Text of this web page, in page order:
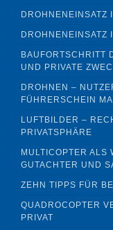
DROHNENEINSATZ
DROHNENEINSATZ
BAUFORTSCHRITT
UND PRIVATE
DROHNEN –
FÜHRERSCHEIN
LUFTBILDER –
PRIVATSPHÄRE
MULTICOPTER ALS
GUTACHTER UND
ZEHN TIPPS FÜR
QUADROCOPTER
PRIVAT